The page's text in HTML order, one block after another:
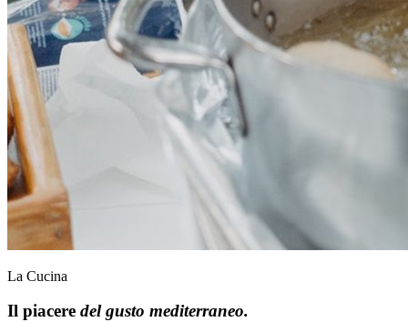
La Cucina
Il piacere del gusto mediterraneo.